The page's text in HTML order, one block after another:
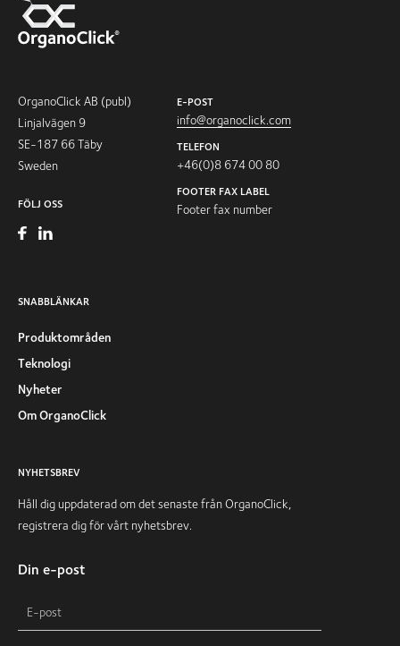
OrganoClick AB (publ)
Linjalvägen 9
SE-187 66 Täby
Sweden
FÖLJ OSS
E-POST
info@organoclick.com
TELEFON
+46(0)8 674 00 80
FOOTER FAX LABEL
Footer fax number
SNABBLÄNKAR
Produktområden
Teknologi
Nyheter
Om OrganoClick
NYHETSBREV
Håll dig uppdaterad om det senaste från OrganoClick,
registrera dig för vårt nyhetsbrev.
Din e-post